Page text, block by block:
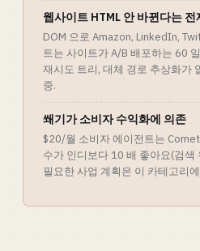
웹사이트 HTML 안 바뀐다는 전
DOM 으로 Amazon, LinkedIn,
트는 사이트가 A/B 배포하는 60
재시도 트리, 대체 경로 추상화가
중.
쐐기가 소비자 수익화에 의존
$20/월 소비자 에이전트는
수가 인디보다 10 배 좋아요(검색
필요한 사업 계획은 이 카테고리